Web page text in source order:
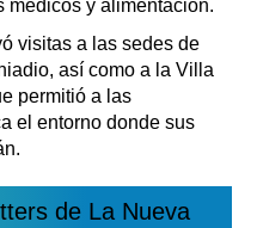
médicos y alimentación.
visitas a las sedes de
así como a la Villa
permitió a las
el entorno donde sus
de La Nueva